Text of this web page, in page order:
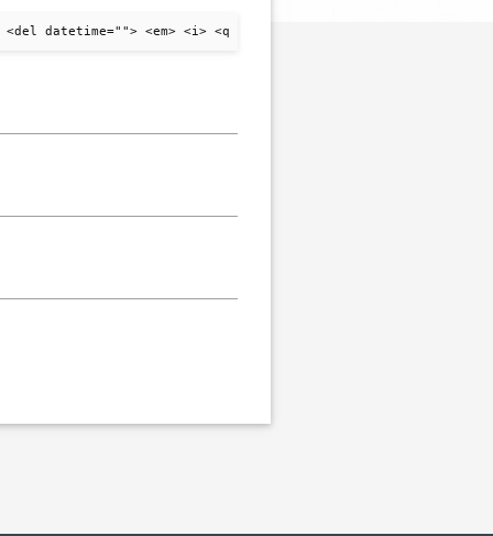
datetime=""> <em> <i> <q cite=""> <strike> <strong>